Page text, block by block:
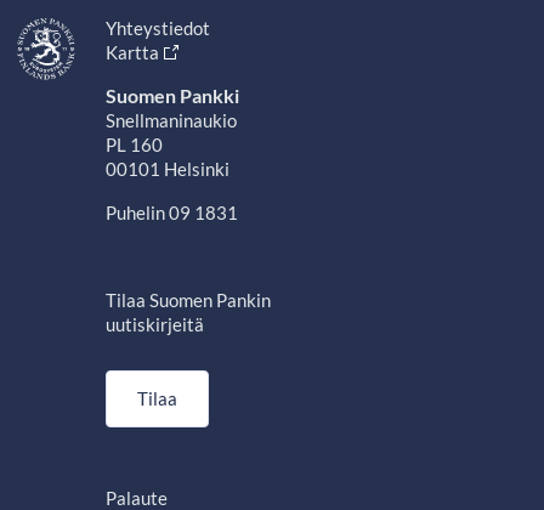
Yhteystiedot
Kartta
Suomen Pankki
Snellmaninaukio
PL 160
00101 Helsinki
Puhelin 09 1831
Tilaa Suomen Pankin
uutiskirjeitä
Tilaa
Palaute